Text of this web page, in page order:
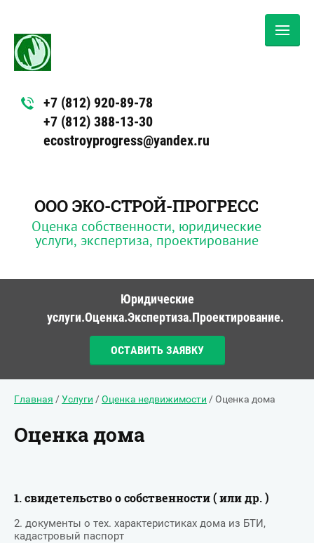
ООО ЭКО-СТРОЙ-ПРОГРЕСС
Оценка собственности, юридические
услуги, экспертиза, проектирование
+7 (812) 920-89-78
+7 (812) 388-13-30
ecostroyprogress@yandex.ru
Юридические
услуги.Оценка.Экспертиза.Проектирование.
ОСТАВИТЬ ЗАЯВКУ
Главная /Услуги /Оценка недвижимости / Оценка дома
Оценка дома
1. свидетельство о собственности ( или др. )
2. документы о тех. характеристиках дома из БТИ,
кадастровый паспорт